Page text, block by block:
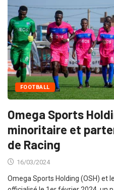
FOOTBALL
Omega Sports
minoritaire et
de Racing
16/03/2024
Omega Sports Holding (OSH) et